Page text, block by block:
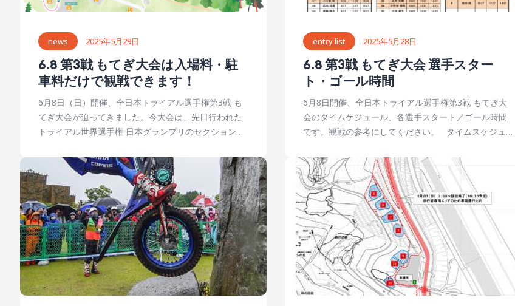
news 2025年5月29日
6.8 第3戦 もてぎ大会は入場料・駐
車料だけで観戦できます！
6月8日（日）開催、全日本トライアル選手権第3戦 も
てぎ大会が迫ってきました。今大会は、先日行われた
トライアル世界選手権 日本グランプリのセクションを
なトライアル競技。専用観戦券はなく、モビリティリ
ゾートもてぎの入場料と駐車料金だけで観戦すること
ができます。仲間と誘い合わせて、日本最高峰のトラ
イアル競技を楽しみましょう！ ◎入場券（当日券） 大
人（中学生以上）1,900円／小学生・幼児（3歳〜未就
学児）900円 ◎駐車料金（1日） 車 1,000円／バイク
500円／バス（大型・中型・マイクロ）1,500円 ※当日
券・駐車券は入場ゲートで購入できます。 入場・駐
車・アトラクション料金詳細 https://www.mr-
motegi.jp/fee_m/#admission-fees モビリティリゾー
entry list 2025年5月28日
6.8 第3戦 もてぎ大会 選手スター
ト・ゴール時間
6月8日開催、全日本トライアル選手権第3戦 もてぎ大
会のタイムケジュール、各選手スタート／ゴール時間
です。観戦の参考にしてください。 タイムスケジュ
ス）スタート ◎8:01 ～ 国際Ｂ級 スタート（１分おき
２台） ◎8:36 ～ レディース スタート（１分おき１
台） ◎10:00 ～ 国際Ａ級 スタート（１分おき２台）
◎10:19 ～ 国際Ａ級スーパー スタート（１分おき１
台） ◎12:30 オープントロフィークラス（OTクラス）
ゴール ◎12:31 ～ 13:05 国際B級 ゴール ◎13:06 ～
13:13 レディース ゴール ◎14:30 ～ 14:48 国際Ａ級 ゴ
ール…